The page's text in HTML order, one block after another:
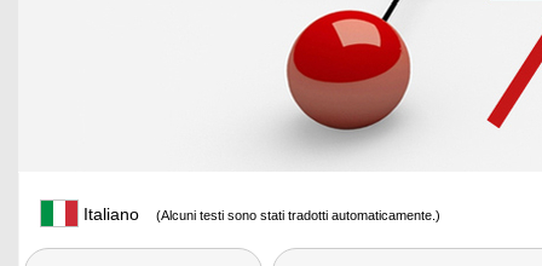
Italiano (Alcuni testi sono stati tradotti automaticamente.)